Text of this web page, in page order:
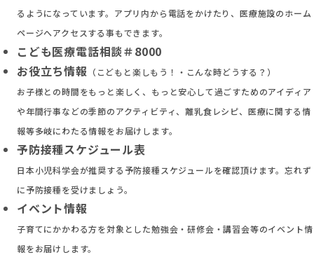
るようになっています。アプリ内から電話をかけたり、医療施設のホーム
ページへアクセスする事もできます。
こども医療電話相談＃8000
お役立ち情報 （こどもと楽しもう！・こんな時どうする？）
お子様との時間をもっと楽しく、もっと安心して過ごすためのアイディア
や年間行事などの季節のアクティビティ、離乳食レシピ、医療に関する情
報等多岐にわたる情報をお届けします。
予防接種スケジュール表
日本小児科学会が推奨する予防接種スケジュールを確認頂けます。忘れず
に予防接種を受けましょう。
イベント情報
子育てにかかわる方を対象とした勉強会・研修会・講習会等のイベント情
報をお届けします。